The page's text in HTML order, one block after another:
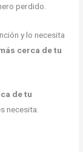
perdido.
y lo necesita
cerca de tu
de tu
necesita.